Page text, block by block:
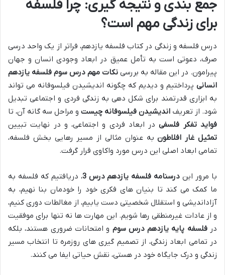
جمع بندی و نتیجه گیری: چرا فلسفه
برای زندگی مهم است؟
درس فلسفه و زندگی در کتاب فلسفه یازدهم، فراتر از یک واحد درسی
صرف، دعوتی است به تأمل عمیق در ابعاد وجودی انسان و جهان
پیرامون. در این مقاله به بررسی نکات مهم درس سوم فلسفه یازدهم
انسانی پرداختیم و دیدیم که چگونه اندیشیدن فیلسوفانه می تواند
به ابزاری قدرتمند برای شکل دهی به زندگی فردی و اجتماعی تبدیل
شود. از تعریف اندیشیدن فیلسوفانه چیست و مراحل سه گانه آن، تا
فواید تفکر فلسفیدر ابعاد فردی و اجتماعی، و در نهایت تبیین
تمثیل غار افلاطونبه عنوان مثالی از مسیر رهایی بخش فلسفه،
تمامی ابعاد اصلی این درس مورد واکاوی قرار گرفت.
با مرور این درسنامه فلسفه یازدهم درس 3 ، دریافتیم که فلسفه به
ما کمک می کند تا بنیان های فکری خود را خودمان بنا نهیم، به
آزاداندیشی و استقلال شخصیتی دست یابیم، از مغالطات دوری کنیم،
و از عادات غیرمنطقی رها شویم. این مهارت ها نه تنها برای موفقیت
درفلسفه پایه یازدهم درس سوم و امتحانات ضروری هستند، بلکه
در تمامی ابعاد زندگی، از تصمیم گیری های روزمره تا انتخاب مسیر
زندگی و درک جایگاه خود در هستی، نقش حیاتی ایفا می کنند.